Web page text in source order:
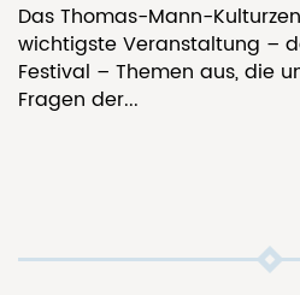
Das Thomas-Mann-
wichtigste Veranstaltung –
Festival – Themen aus, die
Fragen der...